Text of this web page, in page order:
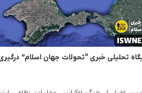
تحلیلی خبری “تحولات جهان اسلام”